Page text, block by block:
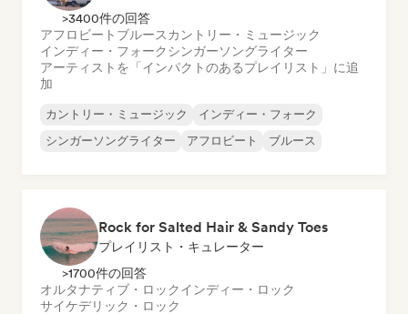
>3400件の回答
アフロビート ブルース カントリー・ミュージック
インディー・フォークシンガーソングライター
アーティストを「インパクトのあるプレイリスト」に追
加
カントリー・ミュージック
インディー・フォーク
シンガーソングライター
アフロビート ブルース
Rock for Salted Hair & Sandy Toes
プレイリスト・キュレーター
>1700件の回答
オルタナティブ・ロックインディー・ロック
サイケデリック・ロック